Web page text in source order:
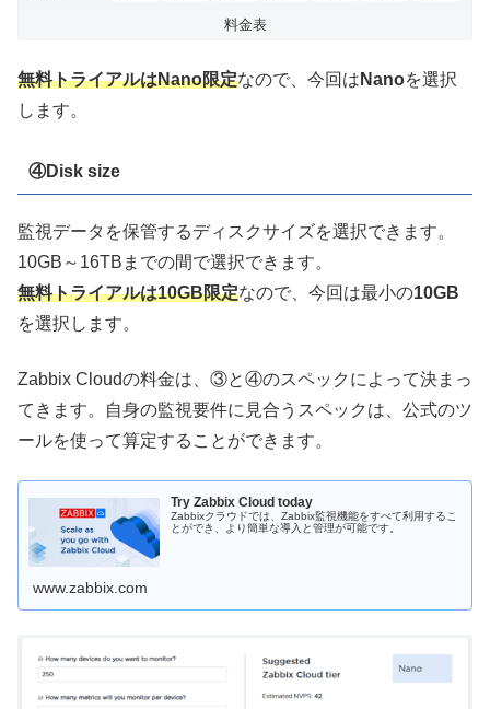
料金表
無料トライアルはNano限定なので、今回は Nanoを選択
します。
④Disk size
監視データを保管するディスクサイズを選択できます。
10GB～16TBまでの間で選択できます。
無料トライアルは10GB限定なので、今回は最小の10GB
を選択します。
Zabbix Cloudの料金は、③と④のスペックによって決まっ
てきます。自身の監視要件に見合うスペックは、公式のツ
ールを使って算定することができます。
Try Zabbix Cloud today
Zabbixクラウドでは、Zabbix監視機能をすべて利用するこ
とができ、より簡単な導入と管理が可能です。
www.zabbix.com